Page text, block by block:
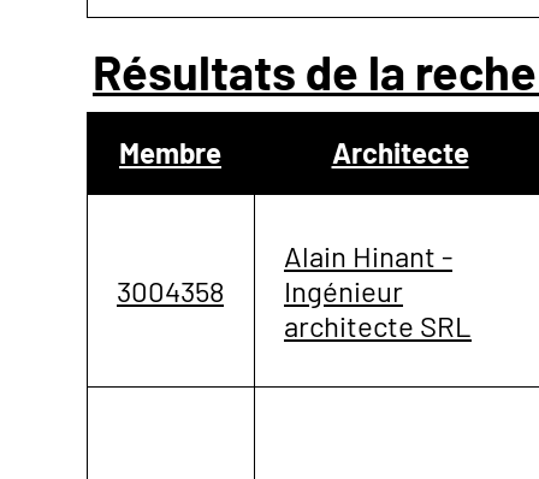
Résultats de la
Membre Architecte
3004358
Alain Hinant -
Ingénieur
architecte SRL